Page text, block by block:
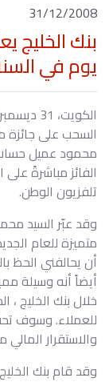
31/12/2008
بنك الخليج
يوم في
السحب على جائزة
تلفزيون الوطن.
وقد عبّر السيد
متميزة للعام
أن يحالفني الحظ
أيضاً أنه وسيلة
خلال بنك الخليج
للعملاء. وسوف
والاستقرار
وقد قام بنك